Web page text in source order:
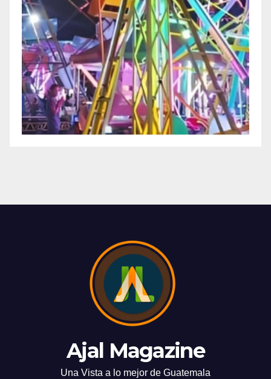
Ajal Magazine
Una Vista a lo mejor de Guatemala